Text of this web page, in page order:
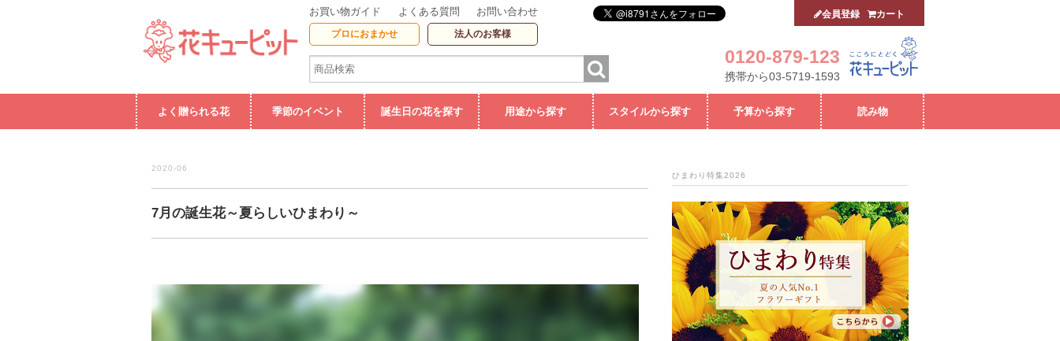
お買い物ガイド よくある質問 お問い合わせ
プロにおまかせ 法人のお客様
0120-879-123
携帯から03-5719-1593
会員登録 カート
よく贈られる花 季節のイベント 誕生日の花を探す 用途から探す スタイルから探す 予算から探す 読み物
2020-06
7月の誕生花～夏らしいひまわり～
ひまわり特集2026